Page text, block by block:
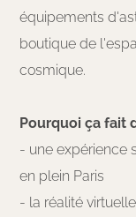
équipements
boutique de
cosmique.
Pourquoi ça fait
- une expérience
en plein Paris
- la réalité